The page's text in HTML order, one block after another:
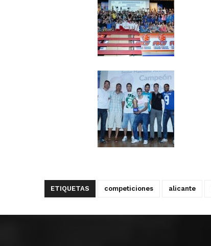
ETIQUETAS competiciones alicante